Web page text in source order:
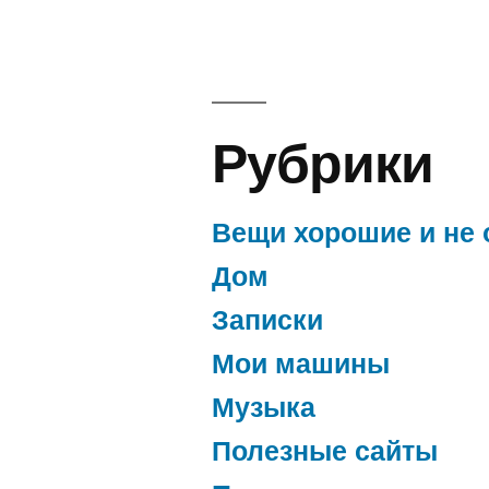
Рубрики
Вещи хорошие и не
Дом
Записки
Мои машины
Музыка
Полезные сайты